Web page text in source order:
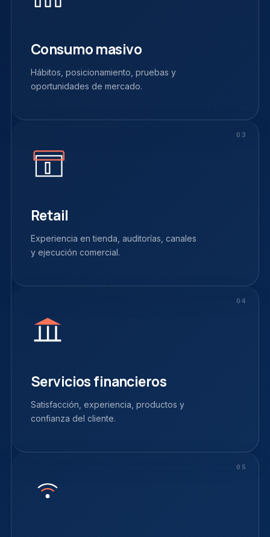
Consumo masivo
Hábitos, posicionamiento, pruebas y
oportunidades de mercado.
03
Retail
Experiencia en tienda, auditorías, canales
y ejecución comercial.
04
Servicios financieros
Satisfacción, experiencia, productos y
confianza del cliente.
05